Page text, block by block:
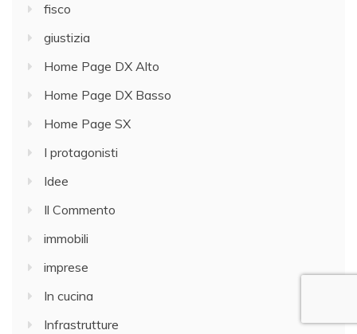
fisco
giustizia
Home Page DX Alto
Home Page DX Basso
Home Page SX
I protagonisti
Idee
Il Commento
immobili
imprese
In cucina
Infrastrutture